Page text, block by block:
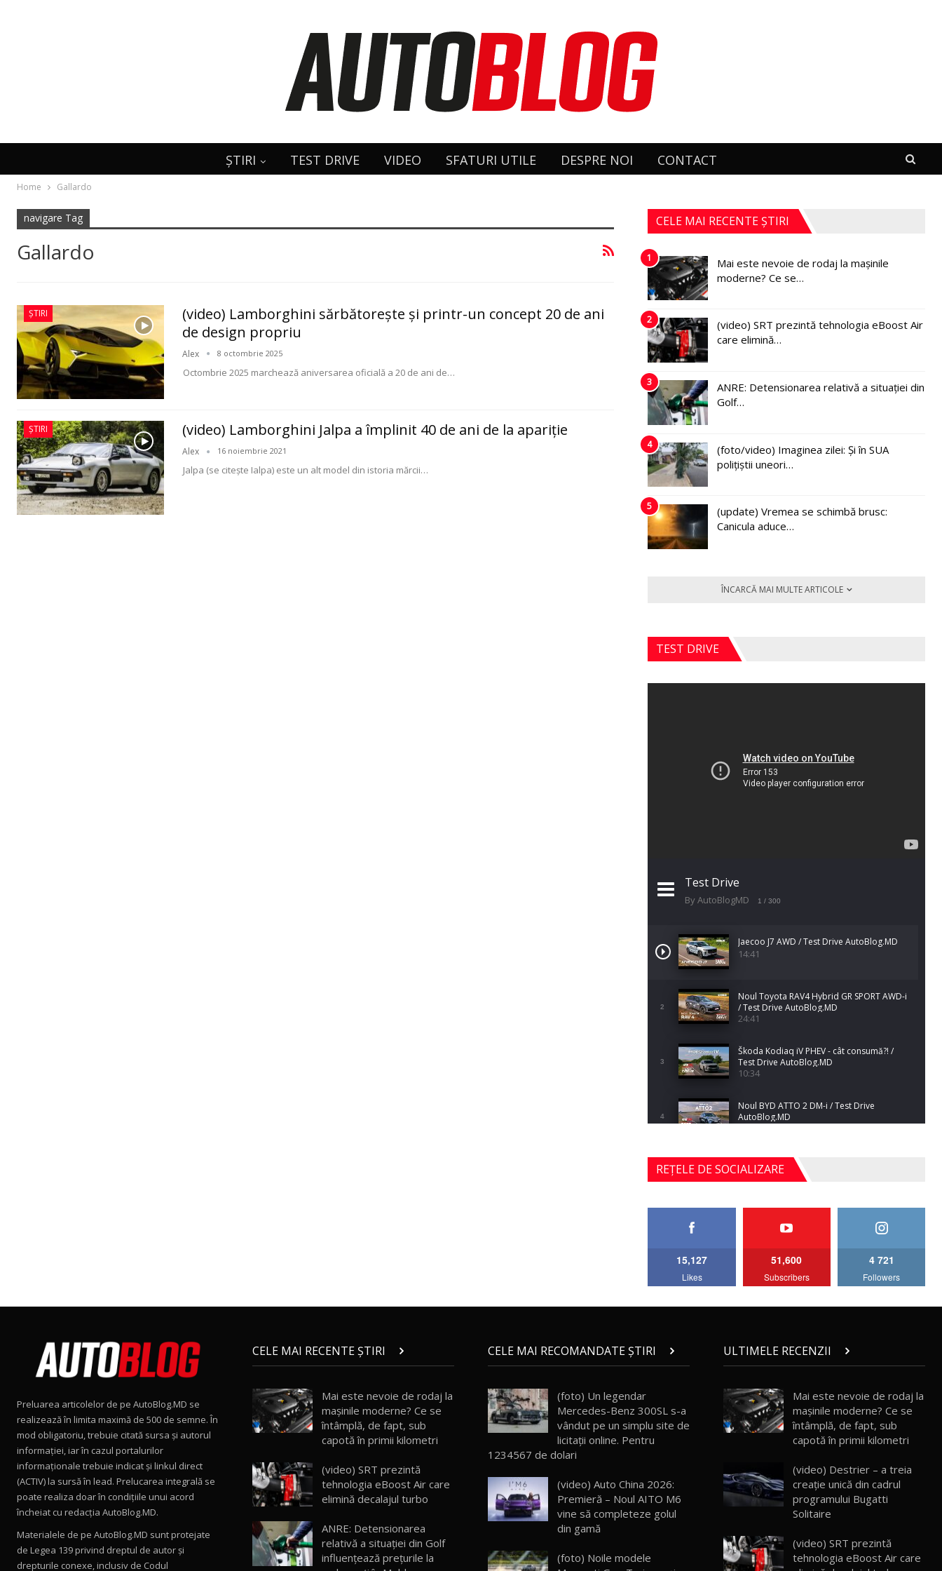
ȘTIRI TEST DRIVE VIDEO SFATURI UTILE DESPRE NOI CONTACT
Home Gallardo
navigare Tag
Gallardo
ȘTIRI
(video) Lamborghini sărbătorește și printr-un concept 20 de ani
de design propriu
Alex 8 octombrie 2025
Octombrie 2025 marchează aniversarea oficială a 20 de ani de…
ȘTIRI (video) Lamborghini Jalpa a împlinit 40 de ani de la apariţie
Alex 16 noiembrie 2021
Jalpa (se citeşte Ialpa) este un alt model din istoria mărcii…
CELE MAI RECENTE ȘTIRI
1
Mai este nevoie de rodaj la mașinile
moderne? Ce se…
2
(video) SRT prezintă tehnologia eBoost Air
care elimină…
3
ANRE: Detensionarea relativă a situației din
Golf…
4
(foto/video) Imaginea zilei: Și în SUA
polițiștii uneori…
5
(update) Vremea se schimbă brusc:
Canicula aduce…
ÎNCARCĂ MAI MULTE ARTICOLE
TEST DRIVE
Test Drive
By AutoBlogMD 1 / 300
Jaecoo J7 AWD / Test Drive AutoBlog.MD
14:41
2
Noul Toyota RAV4 Hybrid GR SPORT AWD-i
/ Test Drive AutoBlog.MD
24:41
3
Škoda Kodiaq iV PHEV - cât consumă?! /
Test Drive AutoBlog.MD
10:34
4
Noul BYD ATTO 2 DM-i / Test Drive
AutoBlog.MD
5
Noul Mercedes-Benz S-Class facelift (S 580
4MATIC V223) / Test Drive AutoBlog.MD
27:33
AutoBlog.MD
15:08
15:22
Mercedes-AMG E 53 HYBRID 4MATIC+ /
Test Drive AutoBlog.MD
11
Noul Volvo ES90 / Test Drive AutoBlog.MD
27:58
Noul MG HS / Test Drive AutoBlog.MD
16:48
REȚELE DE SOCIALIZARE
15,127
Likes
51,600
Subscribers
4 721
Followers
Preluarea articolelor de pe AutoBlog.MD se
realizează în limita maximă de 500 de semne. În
mod obligatoriu, trebuie citată sursa și autorul
informației, iar în cazul portalurilor
informaționale trebuie indicat și linkul direct
(ACTIV) la sursă în lead. Prelucarea integrală se
poate realiza doar în condițiile unui acord
încheiat cu redacţia AutoBlog.MD.
Materialele de pe AutoBlog.MD sunt protejate
de Legea 139 privind dreptul de autor și
drepturile conexe, inclusiv de Codul
CELE MAI RECENTE ȘTIRI
Mai este nevoie de rodaj la
mașinile moderne? Ce se
întâmplă, de fapt, sub
capotă în primii kilometri
(video) SRT prezintă
tehnologia eBoost Air care
elimină decalajul turbo
ANRE: Detensionarea
relativă a situației din Golf
influențează prețurile la
CELE MAI RECOMANDATE ȘTIRI
(foto) Un legendar
Mercedes-Benz 300SL s-a
vândut pe un simplu site de
licitaţii online. Pentru
1234567 de dolari
(video) Auto China 2026:
Premieră – Noul AITO M6
vine să completeze golul
din gamă
(foto) Noile modele
ULTIMELE RECENZII
Mai este nevoie de rodaj la
mașinile moderne? Ce se
întâmplă, de fapt, sub
capotă în primii kilometri
(video) Destrier – a treia
creație unică din cadrul
programului Bugatti
Solitaire
(video) SRT prezintă
tehnologia eBoost Air care